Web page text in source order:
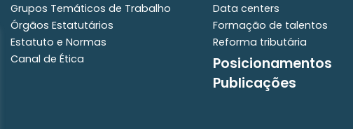
Grupos Temáticos de Trabalho
Órgãos Estatutários
Estatuto e Normas
Canal de Ética
Data centers
Formação de talentos
Reforma tributária
Posicionamentos
Publicações